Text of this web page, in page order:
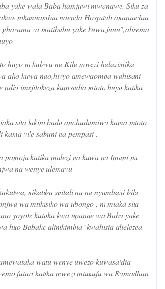
yake wala Baba hamjuwi mwanawe. Siku za
nikimuambia naenda Hospitali ananiachia
za matibabu yake kuwa juuu",alisema
huyo ni kubwa na Kila mwezi hulazimika
alio kuwa nao,hivyo amewaomba wahisani
ndio imejitokeza kumsadia mtoto huyo katika
sita lakini bado anahudumiwa kama mtoto
vile sabuni na pempasi .
pamoja katika malezi na kuwa na Imani na
na wenye ulemavu
nikatibu spitali na na nyumbani bila
wa mtikisiko wa ubongo , ni miaka sita
yoyote kutoka kwa upande wa Baba yake
huo Babake alinikimbia”kwahisia alielezea
watu wenye uwezo kuwasaidia
futari katika mwezi mtukufu wa Ramadhan